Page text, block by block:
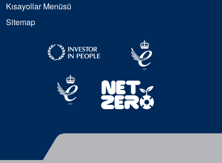
Kısayollar Menüsü
Sitemap